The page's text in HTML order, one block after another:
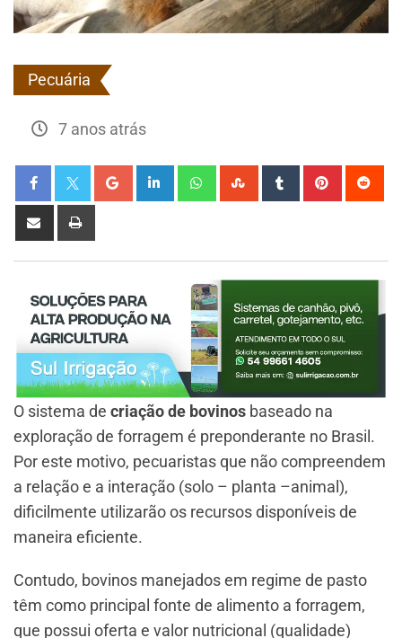
Pecuária
7 anos atrás
O sistema de criação de bovinos baseado na
exploração de forragem é preponderante no Brasil.
Por este motivo, pecuaristas que não compreendem
a relação e a interação (solo – planta –animal),
dificilmente utilizarão os recursos disponíveis de
maneira eficiente.
Contudo, bovinos manejados em regime de pasto
têm como principal fonte de alimento a forragem,
que possui oferta e valor nutricional (qualidade)